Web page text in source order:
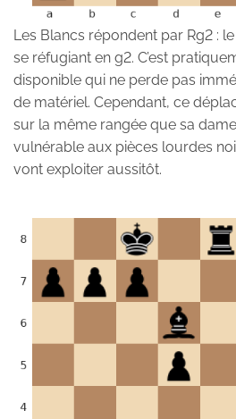
Les Blancs répondent par Rg2 :
se réfugiant en g2. C’est
disponible qui ne perde pas
de matériel. Cependant, ce
sur la même rangée que sa
vulnérable aux pièces lourdes
vont exploiter aussitôt.